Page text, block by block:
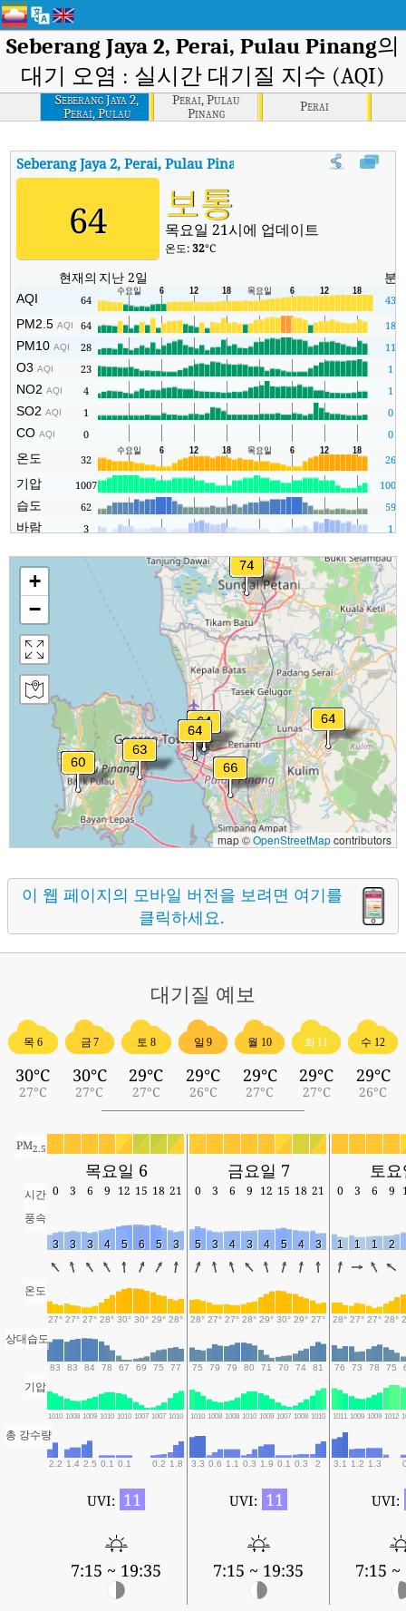
Seberang Jaya 2, Perai, Pulau Pinang의
대기 오염 : 실시간 대기질 지수 (AQI)
Seberang Jaya 2,
Perai, Pulau
Pinang
Perai, Pulau
Pinang
Perai
Seberang Jaya 2, Perai, Pulau Pinang :Seberang
64 보통
목요일 21시에 업데이트
온도:32°C
현재의 지난 2일 분
AQI 64 43
PM2.5AQI 64 18
PM10AQI 28 11
O3AQI 23 1
NO2AQI 4 1
SO2AQI 1 0
COAQI 0 0
온도 32 26
기압 1007 1005
습도 62 59
바람 3 1
+
−
map ©OpenStreetMapcontributors
이 웹 페이지의 모바일 버전을 보려면 여기를
클릭하세요.
대기질 예보
목 6
30°C
27°C
금 7
30°C
27°C
토 8
29°C
27°C
일 9
29°C
26°C
월 10
29°C
27°C
화 11
29°C
27°C
수 12
29°C
26°C
PM2.5
목요일 6 금요일 7 토
시간 0 3 6 9 12 15 18 21 0 3 6 9 12 15 18 21 0 3 6 9
풍속
3 3 3 4 5 6 5 3 5 3 4 3 4 5 4 3 1 1 1 2
온도
27° 27° 27° 28° 30° 30° 29° 28° 28° 27° 27° 28° 29° 30° 29° 27° 28° 27° 27° 28°
상대습도
83 83 84 78 67 69 75 77 75 79 79 80 71 70 74 81 76 73 78 75
기압
1010 1008 1009 1010 1010 1007 1007 1010 1010 1008 1008 1010 1009 1007 1008 1010 1011 1009 1009 1012
총 강수량
2.2 1.4 2.5 0.1 0.1 0.2 1.8 3.3 0.6 1.1 0.3 1.9 0.1 0.3 2 3.1 1.2 1.3
UVI: 11
7:15 ~ 19:35
UVI: 11
7:15 ~ 19:35
UVI:
7:15 ~